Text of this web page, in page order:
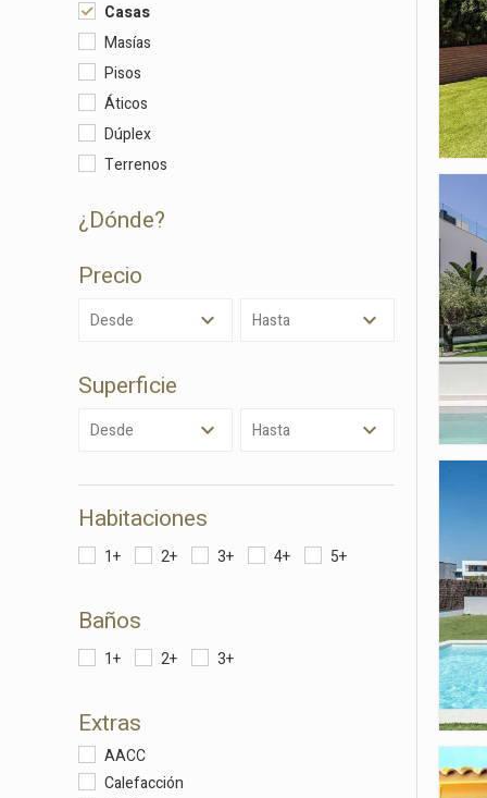
Casas
Masías
Pisos
Áticos
Dúplex
Terrenos
¿dónde?
Precio
Desde Hasta
Superficie
Desde Hasta
Habitaciones
1+ 2+ 3+ 4+ 5+
Baños
1+ 2+ 3+
Extras
AACC
Calefacción
Este
de la
sitio
los
que
del